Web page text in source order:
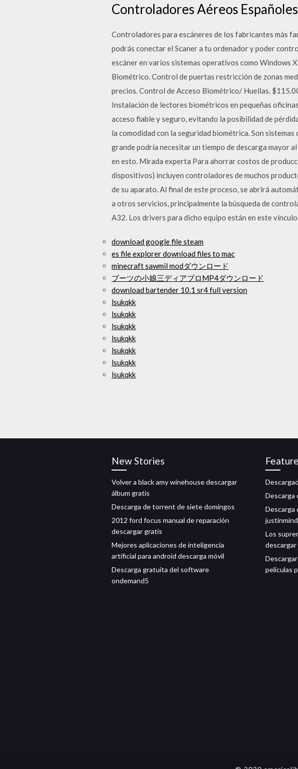
Controladores Aéreos
Controladores para escáneres de los fabricantes más
podrás conectar el Scaner a tu ordenador y poder
escáner en varios sistemas operativos como Windows
Biométrico. Control de puertas restricción de zonas
precios. Control de Acceso Biométrico/ Huellas.
Instalación de lectores biométricos en pequeñas
acceso fiable y seguro, evitando la posibilidad de
la comodidad con la seguridad biométrica. Son
grande podría necesitar un tiempo de descarga mayor
en esto. Mirada experta Para ahorrar costos de
dispositivos) incluyen controladores de muchos
de su aparato. Al final de este proceso, se abrirá
a otros servicios, principalmente la búsqueda de
A32. Los drivers para dicho equipo están en este
download google file steam
es file explorer download files to mac
minecraft sawmil modダウンロード
ブーツの小娘三ディアブロMP4ダウンロード
download bartender 10.1 sr4 full version
lsukqkk
lsukqkk
lsukqkk
lsukqkk
lsukqkk
lsukqkk
lsukqkk
New Stories
Volver a black amy winehouse descargar
álbum gratis
Descarga de torrent de siete domingos
2012 ford focus manual de reparación
descargar gratis
Mejores aplicaciones de inteligencia
artificial para android descarga móvil
Descarga gratuita del software
ondemand5
Descarga
justinmind
Los
películas